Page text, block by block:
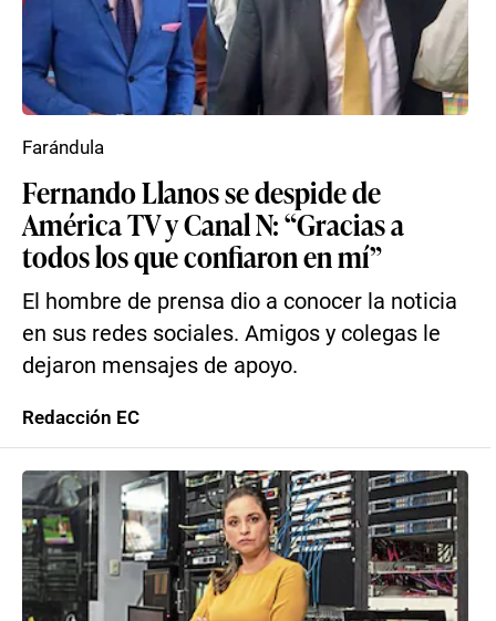
Fernando Llanos se despide de
América TV y Canal N: “Gracias a
todos los que confiaron en mí”
El hombre de prensa dio a conocer la noticia
en sus redes sociales. Amigos y colegas le
dejaron mensajes de apoyo.
Farándula
Redacción EC